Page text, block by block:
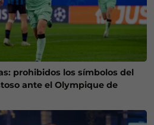
prohibidos los símbolos del
ante el Olympique de